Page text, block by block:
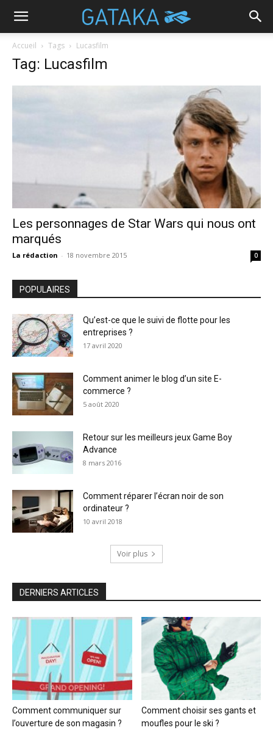
Accueil Tags Lucasfilm
Tag: Lucasfilm
Les personnages de Star Wars qui nous ont
marqués
La rédaction - 18 novembre 2015 0
POPULAIRES
Qu’est-ce que le suivi de flotte pour les
entreprises ?
17 avril 2020
Comment animer le blog d’un site E-
commerce ?
5 août 2020
Retour sur les meilleurs jeux Game Boy
Advance
8 mars 2016
Comment réparer l’écran noir de son
ordinateur ?
10 avril 2018
Voir plus
DERNIERS ARTICLES
Comment communiquer sur
l’ouverture de son magasin ?
Comment choisir ses gants et
moufles pour le ski ?